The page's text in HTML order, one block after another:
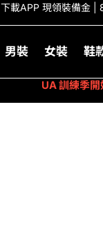
下載APP 現領裝備金 |
男裝 女裝 鞋
UA 訓練季